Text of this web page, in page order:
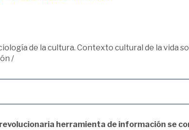
de la cultura. Contexto cultural de la vida
/
herramienta de información se